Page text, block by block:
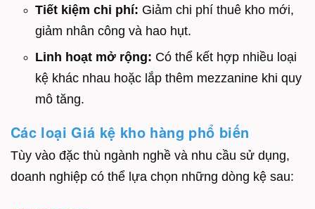
Tiết kiệm chi phí: Giảm chi phí thuê kho mới,
giảm nhân công và hao hụt.
Linh hoạt mở rộng: Có thể kết hợp nhiều loại
kệ khác nhau hoặc lắp thêm mezzanine khi quy
mô tăng.
Các loại Giá kệ kho hàng phổ biến
Tùy vào đặc thù ngành nghề và nhu cầu sử dụng,
doanh nghiệp có thể lựa chọn những dòng kệ sau: